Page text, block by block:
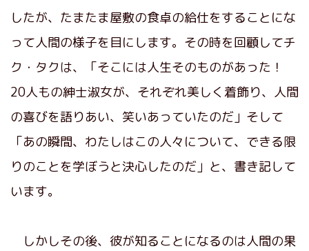
したが、たまたま屋敷の食卓の給仕をすることにな
って人間の様子を目にします。その時を回顧してチ
ク・タクは、「そこには人生そのものがあった！
20人もの紳士淑女が、それぞれ美しく着飾り、人間
の喜びを語りあい、笑いあっていたのだ」そして
「あの瞬間、わたしはこの人々について、できる限
りのことを学ぼうと決心したのだ」と、書き記して
います。
しかしその後、彼が知ることになるのは人間の果